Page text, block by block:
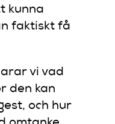
kunna
faktiskt få
vi vad
den kan
och hur